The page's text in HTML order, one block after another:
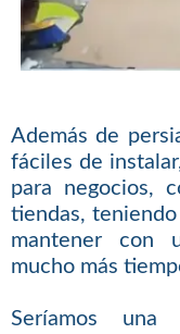
Además de
fáciles de
para negocios,
tiendas,
mantener con
mucho más
Seríamos